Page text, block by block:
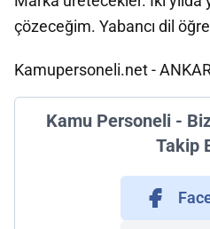
çözeceğim. Yabancı dil
Kamupersoneli.net -
Kamu Personeli -
Takip